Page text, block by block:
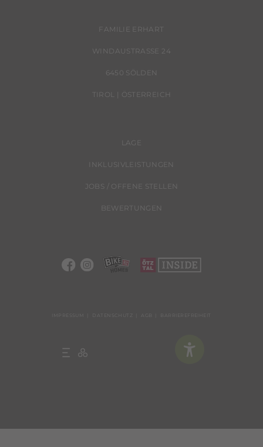
FAMILIE ERHART
WINDAUSTRASSE 24
6450 SÖLDEN
TIROL | ÖSTERREICH
LAGE
INKLUSIVLEISTUNGEN
JOBS / OFFENE STELLEN
BEWERTUNGEN
IMPRESSUM DATENSCHUTZ AGB BARRIEREFREIHEIT